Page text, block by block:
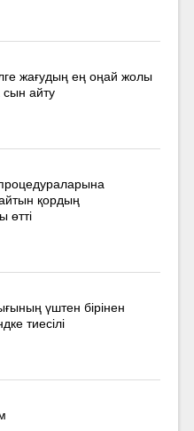
жағудың ең оңай жолы
сын айту
қордың
өтті
үштен бірінен
тиесілі